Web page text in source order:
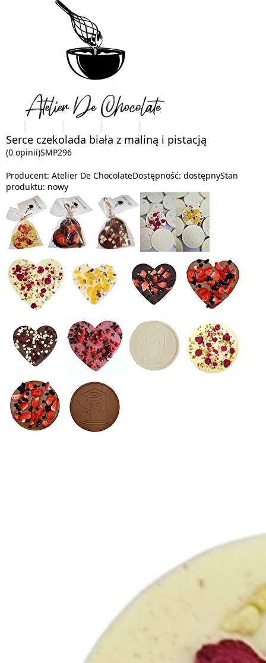
Serce czekolada biała z maliną i pistacją
(0 opinii)SMP296
Producent: Atelier De ChocolateDostępność: dostępnyStan
produktu: nowy